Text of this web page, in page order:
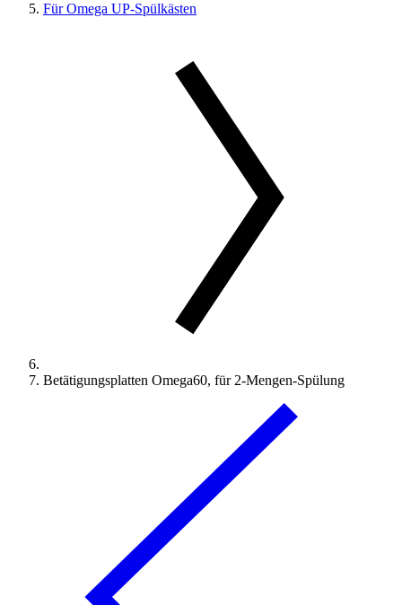
Für Omega UP-Spülkästen
Betätigungsplatten Omega60, für 2-Mengen-Spülung